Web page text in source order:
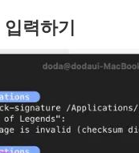
력하기